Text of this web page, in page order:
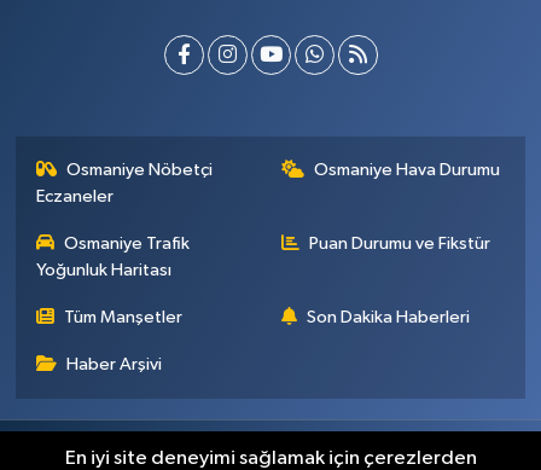
Osmaniye Nöbetçi
Eczaneler
Osmaniye Hava Durumu
Osmaniye Trafik
Yoğunluk Haritası
Puan Durumu ve Fikstür
Tüm Manşetler Son Dakika Haberleri
Haber Arşivi
Künye İletişim Gizlilik Sözleşmesi
En iyi site deneyimi sağlamak için çerezlerden